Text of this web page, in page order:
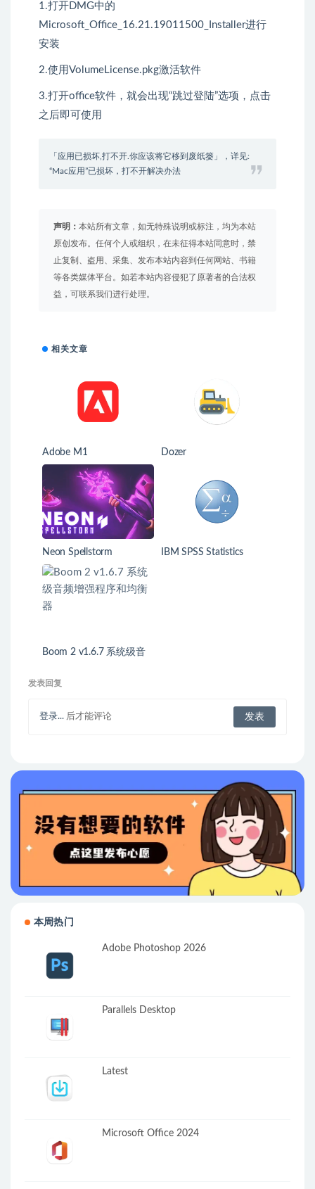
1.打开DMG中的
Microsoft_Office_16.21.19011500_Installer进行
安装
2.使用VolumeLicense.pkg激活软件
3.打开office软件，就会出现“跳过登陆”选项，点击
之后即可使用
「应用已损坏,打不开.你应该将它移到废纸篓」，详见:
“Mac应用”已损坏，打不开解决办法
声明： 本站所有文章，如无特殊说明或标注，均为本站
原创发布。任何个人或组织，在未征得本站同意时，禁
止复制、盗用、采集、发布本站内容到任何网站、书籍
等各类媒体平台。如若本站内容侵犯了原著者的合法权
益，可联系我们进行处理。
相关文章
Adobe M1 Dozer
Neon Spellstorm IBM SPSS Statistics
Boom 2 v1.6.7 系统级音
发表回复
登录... 后才能评论
本周热门
Adobe Photoshop 2026
Parallels Desktop
Latest
Microsoft Office 2024